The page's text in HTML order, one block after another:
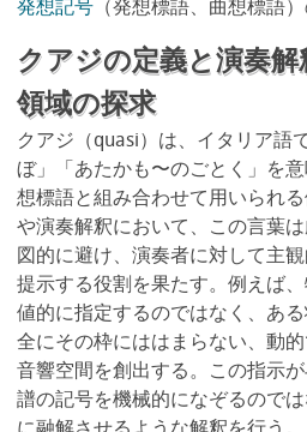
発想記号（発想標語、曲想標語）
クアジの定義と演奏
領域の探求
クアジ（quasi）は、イタリア語
ぼ」「あたかも〜のごとく」を
想標語と組み合わせて用いられ
や演奏解釈において、この言葉
図的に避け、演奏者に対して主
提示する役割を果たす。例えば
値的に指定するのではなく、あ
全にその枠にははまらない、動
音響空間を創出する。この指示
譜の記号を機械的になぞるので